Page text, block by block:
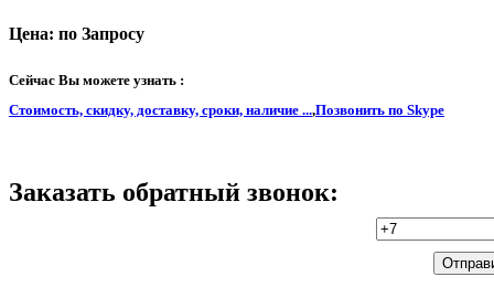
Цена: по Запросу
Сейчас Вы можете узнать :
Стоимость, скидку, доставку, сроки, наличие ...,Позвонить по Skype
Заказать обратный звонок: